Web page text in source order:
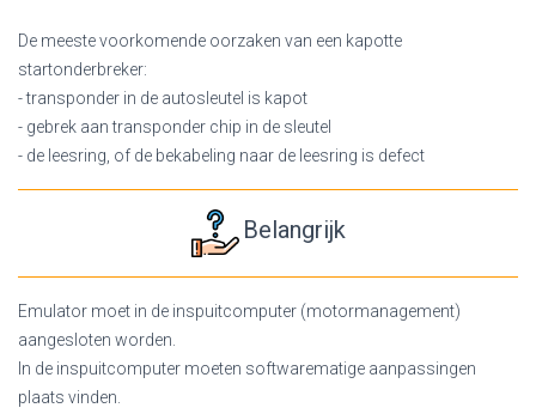
De meeste voorkomende oorzaken van een kapotte
startonderbreker:
- transponder in de autosleutel is kapot
- gebrek aan transponder chip in de sleutel
- de leesring, of de bekabeling naar de leesring is defect
Belangrijk
Emulator moet in de inspuitcomputer (motormanagement)
aangesloten worden.
In de inspuitcomputer moeten softwarematige aanpassingen
plaats vinden.